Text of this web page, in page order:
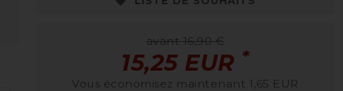
avant 16,90 €
15,25 EUR *
Vous économisez maintenant 1,65 EUR